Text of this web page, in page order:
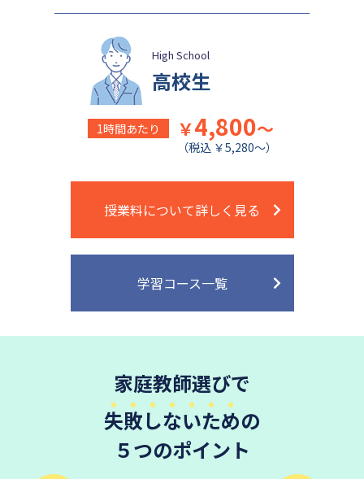
High School
高校生
1時間あたり ￥4,800～
（税込 ￥5,280～）
授業料について詳しく見る
学習コース一覧
家庭教師選びで
失敗しないための
５つのポイント